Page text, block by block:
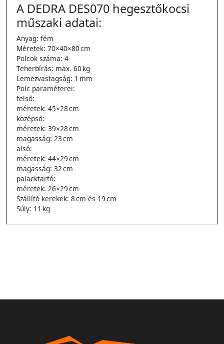
A DEDRA DES070 hegesztőkocsi
műszaki adatai:
Anyag: fém
Méretek: 70×40×80 cm
Polcok száma: 4
Teherbírás: max. 60 kg
Lemezvastagság: 1 mm
Polc paraméterei:
felső:
méretek: 45×28 cm
középső:
méretek: 39×28 cm
magasság: 23 cm
alsó:
méretek: 44×29 cm
magasság: 32 cm
palacktartó:
méretek: 26×29 cm
Szállító kerekek: 8 cm és 19 cm
Súly: 11 kg